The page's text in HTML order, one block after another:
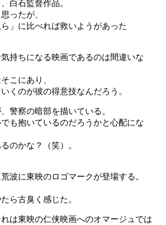
白石監督作品。
ったが、
ら」に比べれば救いようがあった
持ちになる映画であるのは間違いな
こにあり、
くのが彼の得意技なんだろう。
警察の暗部を描いている。
も抱いているのだろうかと心配にな
のかな？（笑）。
波に東映のロゴマークが登場する。
ら古臭く感じた。
は東映の仁侠映画へのオマージュでは